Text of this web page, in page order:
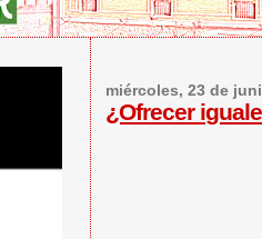
miércoles, 23 de
¿Ofrecer